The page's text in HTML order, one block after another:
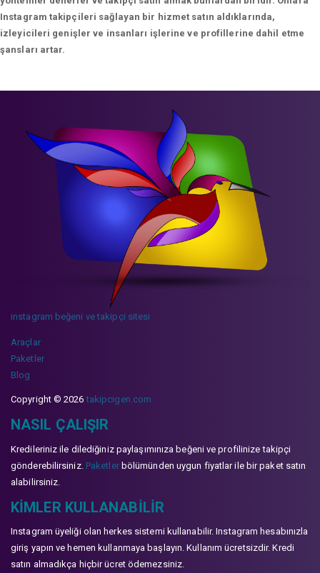
Instagram takipçileri sağlayan bir hizmet satın aldıklarında,
izleyicileri genişler ve insanları işlerine ve profillerine dahil etme
şansları artar.
instagram beğeni ve takipçi sitesi
Araçlar
Paketler
Blog
Copyright © 2026takipcigen.com
NASIL ÇALIŞIR
Kredileriniz ile dilediğiniz paylaşımınıza beğeni ve profilinize takipçi
gönderebilirsiniz. Paketlerbölümünden uygun fiyatlar ile bir paket satın
alabilirsiniz.
KIMLER KULLANABILIR
Instagram üyeliği olan herkes sistemi kullanabilir. Instagram hesabınızla
giriş yapın ve hemen kullanmaya başlayın. Kullanım ücretsizdir. Kredi
satın almadıkça hiçbir ücret ödemezsiniz.